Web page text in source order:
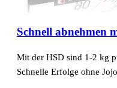
Schnell abnehmen
Mit der HSD sind 1-2 kg
Schnelle Erfolge ohne